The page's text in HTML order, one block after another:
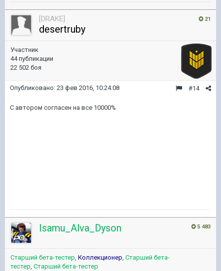
21
[DRAKE]
desertruby
Участник
44 публикации
22 502 боя
#14
Опубликовано: 23 фев 2016, 10:24:08
С автором согласен на все 10000%
5 483
Isamu_Alva_Dyson
Старший бета-тестер, Коллекционер, Старший бета-
тестер, Старший бета-тестер